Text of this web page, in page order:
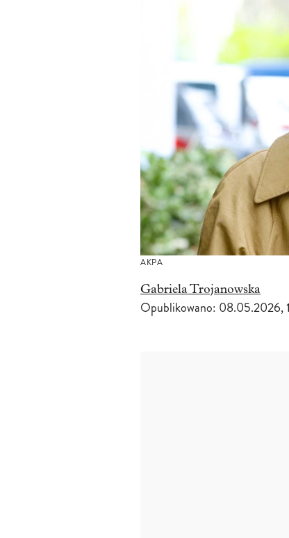
AKPA
Gabriela Trojanowska
Opublikowano: 08.05.2026,